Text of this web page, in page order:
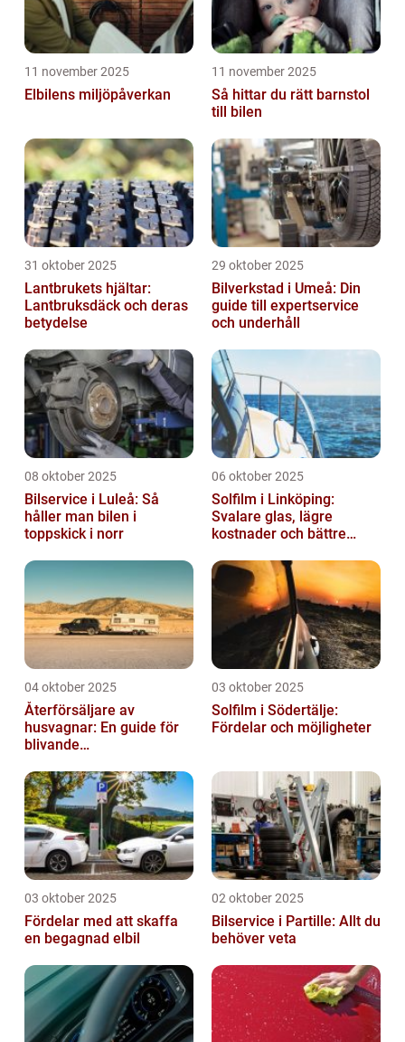
11 november 2025
Elbilens miljöpåverkan
11 november 2025
Så hittar du rätt barnstol
till bilen
31 oktober 2025
Lantbrukets hjältar:
Lantbruksdäck och deras
betydelse
29 oktober 2025
Bilverkstad i Umeå: Din
guide till expertservice
och underhåll
08 oktober 2025
Bilservice i Luleå: Så
håller man bilen i
toppskick i norr
06 oktober 2025
Solfilm i Linköping:
Svalare glas, lägre
kostnader och bättre
04 oktober 2025
Återförsäljare av
husvagnar: En guide för
blivande
03 oktober 2025
Solfilm i Södertälje:
Fördelar och möjligheter
03 oktober 2025
Fördelar med att skaffa
en begagnad elbil
02 oktober 2025
Bilservice i Partille: Allt du
behöver veta